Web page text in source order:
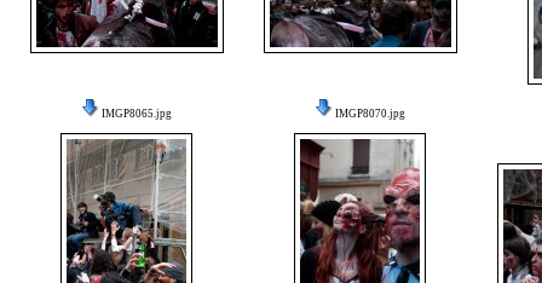
IMGP8065.jpg IMGP8070.jpg